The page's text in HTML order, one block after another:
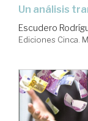
un análisis
Escudero
Ediciones Cinca.